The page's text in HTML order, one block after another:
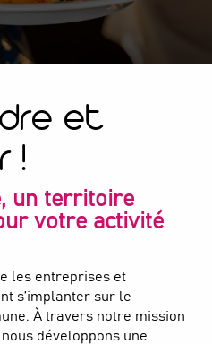
et
!
un territoire
votre activité
les entreprises et
s’implanter sur le
À travers notre mission
développons une